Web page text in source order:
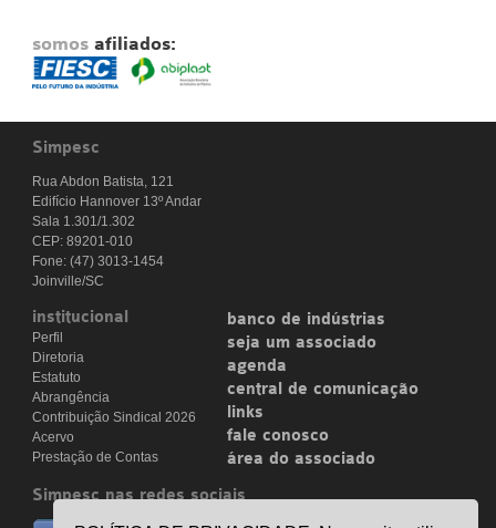
somos afiliados:
Simpesc
Rua Abdon Batista, 121
Edifício Hannover 13º Andar
Sala 1.301/1.302
CEP: 89201-010
Fone: (47) 3013-1454
Joinville/SC
institucional
Perfil
Diretoria
Estatuto
Abrangência
Contribuição Sindical 2026
Acervo
Prestação de Contas
banco de indústrias
seja um associado
agenda
central de comunicação
links
fale conosco
área do associado
Simpesc nas redes sociais